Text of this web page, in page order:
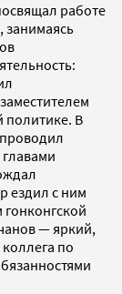
работе
занимаясь
политике. В
ездил с ним
гонконгской
— яркий,
по